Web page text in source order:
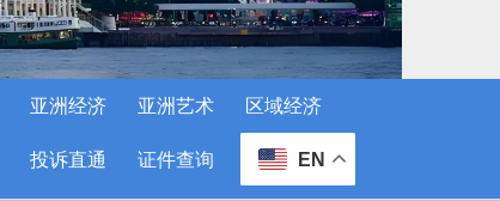
亚洲经济 亚洲艺术 区域经济
投诉直通 证件查询 EN